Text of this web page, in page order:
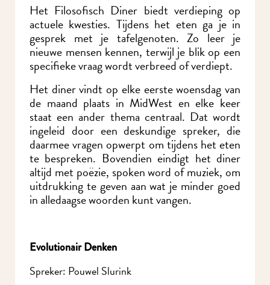
Het Filosofisch Diner biedt verdieping op
actuele kwesties. Tijdens het eten ga je in
gesprek met je tafelgenoten. Zo leer je
nieuwe mensen kennen, terwijl je blik op een
specifieke vraag wordt verbreed of verdiept.
Het diner vindt op elke eerste woensdag van
de maand plaats in MidWest en elke keer
staat een ander thema centraal. Dat wordt
ingeleid door een deskundige spreker, die
daarmee vragen opwerpt om tijdens het eten
te bespreken. Bovendien eindigt het diner
altijd met poëzie, spoken word of muziek, om
uitdrukking te geven aan wat je minder goed
in alledaagse woorden kunt vangen.
Evolutionair Denken
Spreker: Pouwel Slurink